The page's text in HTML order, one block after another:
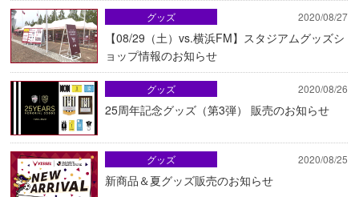
2020/08/27
【08/29（土）vs.横浜FM】スタジアムグッズシ
ョップ情報のお知らせ
グッズ
2020/08/26
25周年記念グッズ（第3弾） 販売のお知らせ
グッズ
2020/08/25
新商品＆夏グッズ販売のお知らせ
グッズ